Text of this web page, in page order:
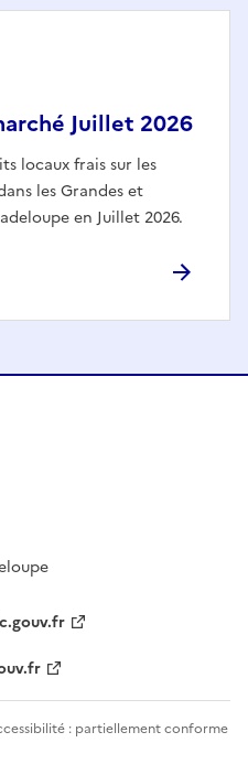
Juillet 2026
locaux frais sur les
les Grandes et
en Juillet 2026.
: partiellement conforme